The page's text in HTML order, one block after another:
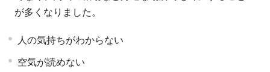
が多くなりました。
人の気持ちがわからない
空気が読めない